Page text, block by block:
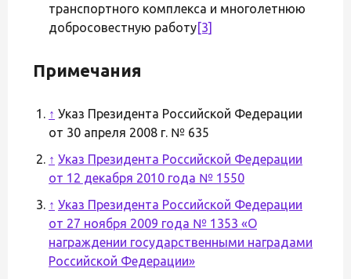
транспортного комплекса и многолетнюю
добросовестную работу[3]
Примечания
↑ Указ Президента Российской Федерации
от 30 апреля 2008 г. № 635
↑ Указ Президента Российской Федерации
от 12 декабря 2010 года № 1550
↑ Указ Президента Российской Федерации
от 27 ноября 2009 года № 1353 «О
награждении государственными наградами
Российской Федерации»